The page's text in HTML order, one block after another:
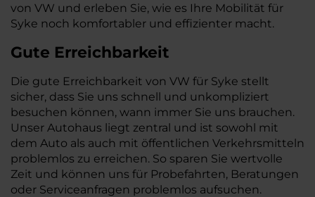
von VW und erleben Sie, wie es Ihre Mobilität für
Syke noch komfortabler und effizienter macht.
Gute Erreichbarkeit
Die gute Erreichbarkeit von VW für Syke stellt
sicher, dass Sie uns schnell und unkompliziert
besuchen können, wann immer Sie uns brauchen.
Unser Autohaus liegt zentral und ist sowohl mit
dem Auto als auch mit öffentlichen Verkehrsmitteln
problemlos zu erreichen. So sparen Sie wertvolle
Zeit und können uns für Probefahrten, Beratungen
oder Serviceanfragen problemlos aufsuchen.